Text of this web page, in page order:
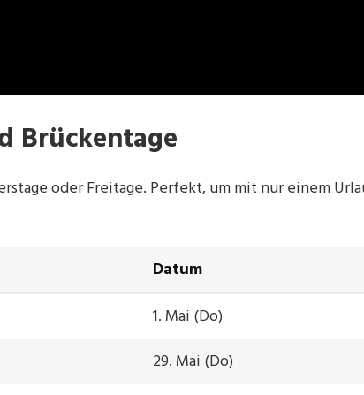
Brückentage
oder Freitage. Perfekt, um mit nur einem
Datum
1. Mai (Do)
29. Mai (Do)